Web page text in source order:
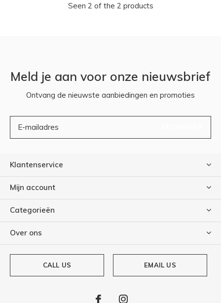
Seen 2 of the 2 products
Meld je aan voor onze nieuwsbrief
Ontvang de nieuwste aanbiedingen en promoties
Klantenservice
Mijn account
Categorieën
Over ons
CALL US EMAIL US